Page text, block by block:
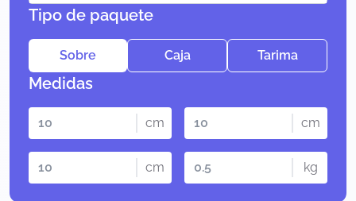
Tipo de paquete
Sobre Caja Tarima
Medidas
cm cm
cm kg